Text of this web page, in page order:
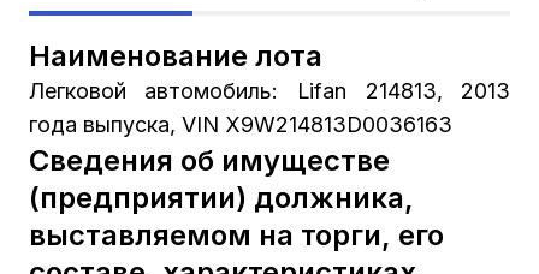
Наименование лота
Легковой автомобиль: Lifan 214813, 2013
года выпуска, VIN Х9W214813D0036163
Сведения об имуществе
(предприятии) должника,
выставляемом на торги, его